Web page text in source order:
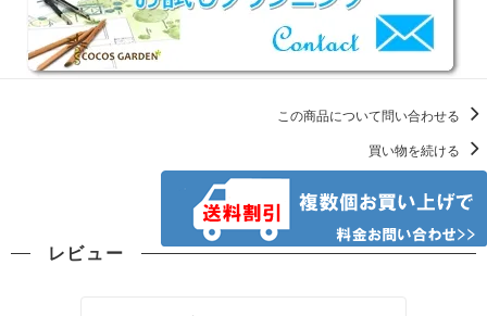
この商品について問い合わせる
買い物を続ける
レビュー